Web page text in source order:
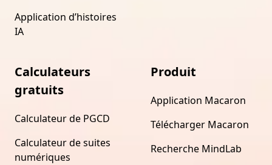
Application d’histoires
IA
Calculateurs
gratuits
Calculateur de PGCD
Calculateur de suites
numériques
Produit
Application Macaron
Télécharger Macaron
Recherche MindLab